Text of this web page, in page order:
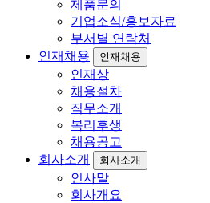
제품문의
기업소식/홍보자료
부서별 연락처
인재채용
인재채용
인재상
채용절차
직무소개
복리후생
채용공고
회사소개
회사소개
인사말
회사개요